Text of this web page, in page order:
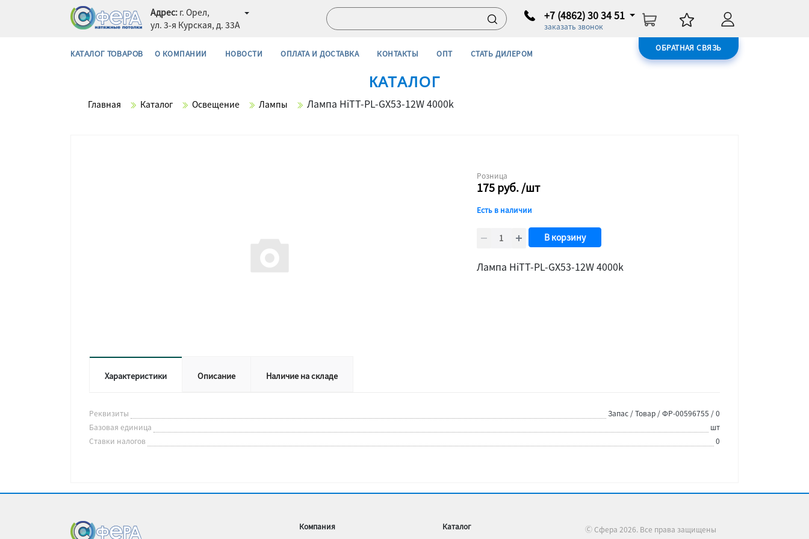
Адрес: г. Орел,
ул. 3-я Курская, д. 33А
+7 (4862) 30 34 51
заказать звонок
ОБРАТНАЯ СВЯЗЬ
КАТАЛОГ ТОВАРОВ О КОМПАНИИ НОВОСТИ ОПЛАТА И ДОСТАВКА КОНТАКТЫ ОПТ СТАТЬ ДИЛЕРОМ
КАТАЛОГ
Главная Каталог Освещение Лампы Лампа HiTT-PL-GX53-12W 4000k
Розница
175руб./шт
Есть в наличии
В корзину
Лампа HiTT-PL-GX53-12W 4000k
Характеристики Описание Наличие на складе
Реквизиты
Запас / Товар / ФР-00596755 / 0
Базовая единица
шт
Ставки налогов
0
Компания
Каталог
Ⓒ Сфера 2026. Все права защищены